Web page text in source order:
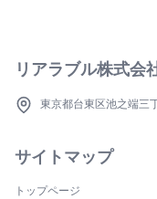
リアラブル株式会
東京都台東区池之端三
サイトマップ
トップページ